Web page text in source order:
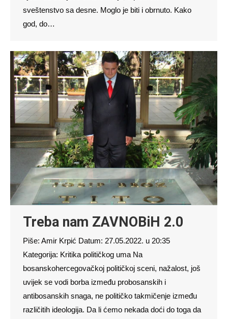
sveštenstvo sa desne. Moglo je biti i obrnuto. Kako
god, do…
Treba nam ZAVNOBiH 2.0
Piše: Amir Krpić Datum: 27.05.2022. u 20:35
Kategorija: Kritika političkog uma Na
bosanskohercegovačkoj političkoj sceni, nažalost, još
uvijek se vodi borba između probosanskih i
antibosanskih snaga, ne političko takmičenje između
različitih ideologija. Da li ćemo nekada doći do toga da